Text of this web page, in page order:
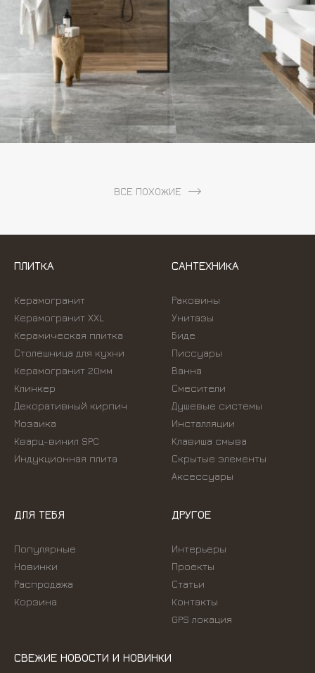
ВСЕ ПОХОЖИЕ
ПЛИТКА
Керамогранит
Керамогранит XXL
Керамическая плитка
Столешница для кухни
Керамогранит 20мм
Клинкер
Декоративный кирпич
Мозаика
Кварц-винил SPC
Индукционная плита
САНТЕХНИКА
Раковины
Унитазы
Биде
Писсуары
Ванна
Смесители
Душевые системы
Инсталляции
Kлавиша смыва
Скрытые элементы
Аксессуары
ДЛЯ ТЕБЯ
Популярные
Новинки
Распродажа
Корзина
ДРУГОЕ
Интерьеры
Проекты
Статьи
Контакты
GPS локация
СВЕЖИЕ НОВОСТИ И НОВИНКИ